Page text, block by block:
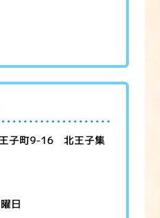
子町9-16 北王子集
日